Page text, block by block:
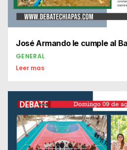
José Armando le cumple al
GENERAL
Leer mas